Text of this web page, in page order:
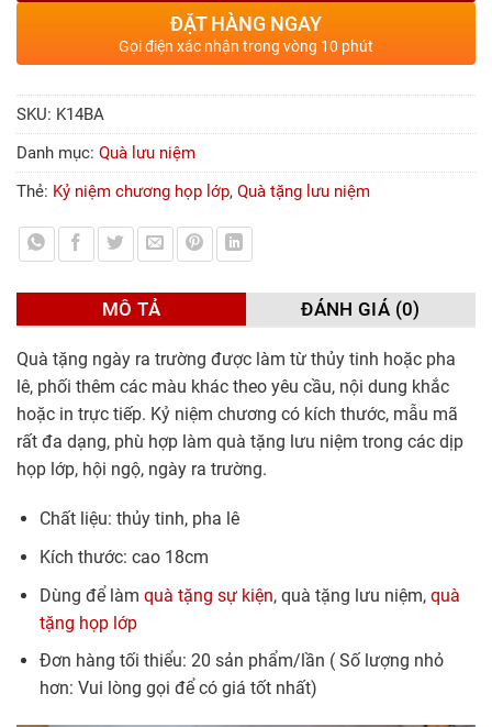
ĐẶT HÀNG NGAY
Gọi điện xác nhận trong vòng 10 phút
SKU: K14BA
Danh mục: Quà lưu niệm
Thẻ: Kỷ niệm chương họp lớp, Quà tặng lưu niệm
MÔ TẢ ĐÁNH GIÁ (0)
Quà tặng ngày ra trường được làm từ thủy tinh hoặc pha
lê, phối thêm các màu khác theo yêu cầu, nội dung khắc
hoặc in trực tiếp. Kỷ niệm chương có kích thước, mẫu mã
rất đa dạng, phù hợp làm quà tặng lưu niệm trong các dịp
họp lớp, hội ngộ, ngày ra trường.
Chất liệu: thủy tinh, pha lê
Kích thước: cao 18cm
Dùng để làm quà tặng sự kiện, quà tặng lưu niệm, quà
tặng họp lớp
Đơn hàng tối thiểu: 20 sản phẩm/lần ( Số lượng nhỏ
hơn: Vui lòng gọi để có giá tốt nhất)